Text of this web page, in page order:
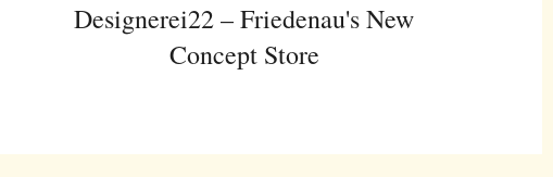
Designerei22 – Friedenau's New
Concept Store